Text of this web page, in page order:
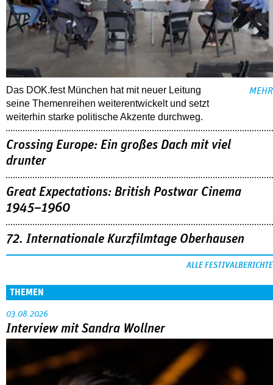
Das DOK.fest München hat mit neuer Leitung
seine Themenreihen weiterentwickelt und setzt
weiterhin starke politische Akzente durchweg.
MEHR
Crossing Europe: Ein großes Dach mit viel
drunter
Great Expectations: British Postwar Cinema
1945–1960
72. Internationale Kurzfilmtage Oberhausen
ALLE FESTIVALBERICHTE
THEMEN
03.08.2026
Interview mit Sandra Wollner